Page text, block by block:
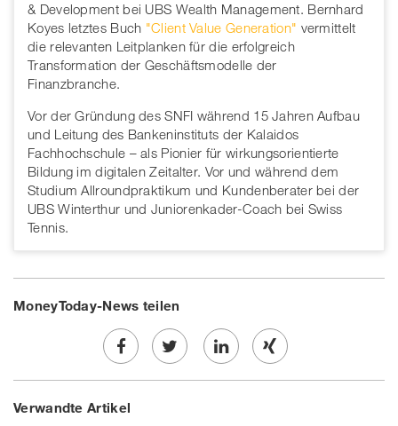
& Development bei UBS Wealth Management. Bernhard
Koyes letztes Buch "Client Value Generation" vermittelt
die relevanten Leitplanken für die erfolgreich
Transformation der Geschäftsmodelle der
Finanzbranche.
Vor der Gründung des SNFI während 15 Jahren Aufbau
und Leitung des Bankeninstituts der Kalaidos
Fachhochschule – als Pionier für wirkungsorientierte
Bildung im digitalen Zeitalter. Vor und während dem
Studium Allroundpraktikum und Kundenberater bei der
UBS Winterthur und Juniorenkader-Coach bei Swiss
Tennis.
MoneyToday-News teilen
Share
on
Twe
Share Share
Verwandte Artikel